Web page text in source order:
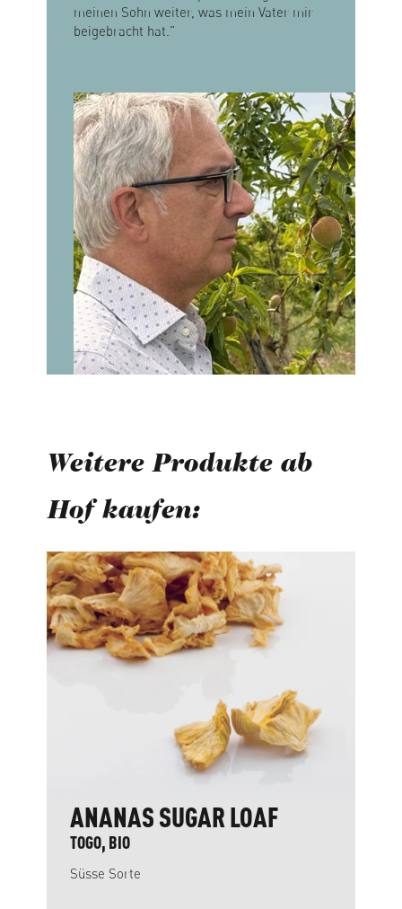
meinen Sohn weiter, was mein Vater mir
beigebracht hat."
Weitere Produkte ab
Hof kaufen:
Produktgalerie überspringen
ANANAS SUGAR LOAF
TOGO, BIO
Süsse Sorte